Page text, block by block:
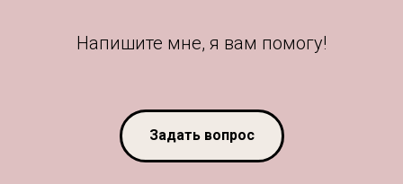
Напишите мне, я вам помогу!
Задать вопрос